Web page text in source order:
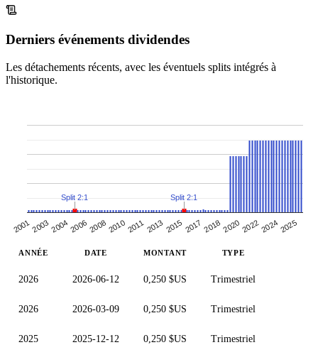
Derniers événements dividendes
Les détachements récents, avec les éventuels splits intégrés à
l'historique.
200120032004200620082010201120132015 2017 20182020202220242025
Split 2:1 Split 2:1
ANNÉE DATE MONTANT TYPE
2026 2026-06-12 0,250 $US Trimestriel
2026 2026-03-09 0,250 $US Trimestriel
2025 2025-12-12 0,250 $US Trimestriel